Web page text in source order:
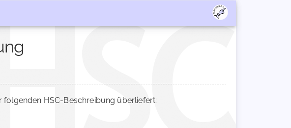
folgenden HSC-Beschreibung überliefert: